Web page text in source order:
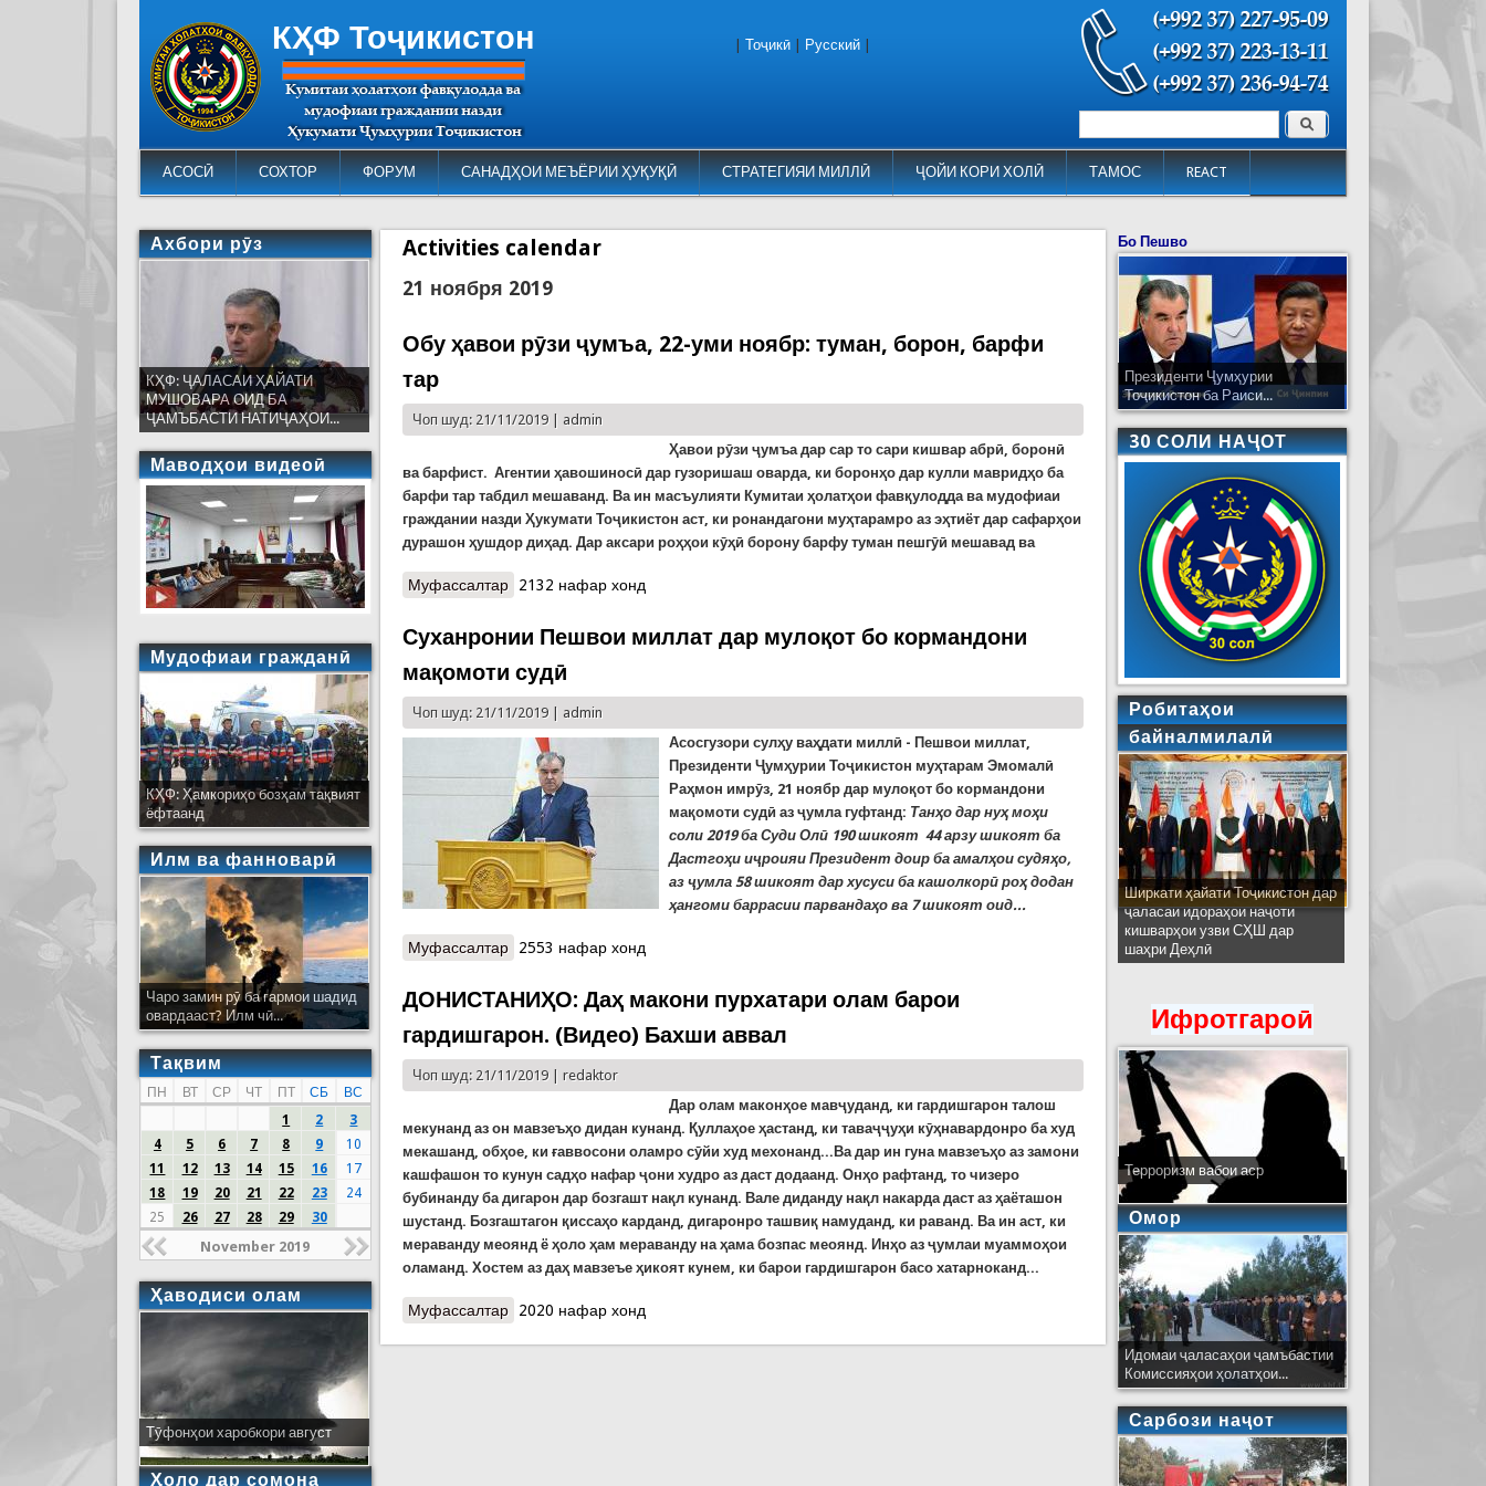
КҲФ Тоҷикистон
АСОСӢ СОХТОР ФОРУМ САНАДҲОИ МЕЪЁРИИ ҲУҚУҚӢ СТРАТЕГИЯИ МИЛЛӢ ҶОЙИ КОРИ ХОЛӢ ТАМОС REACT
Форма поиска Поиск
Тоҷикӣ Русский
Activities calendar
21 ноября 2019
Обу ҳавои рӯзи ҷумъа, 22-уми ноябр: туман, борон, барфи
тар
Чоп шуд: 21/11/2019 | admin
Ҳавои рӯзи ҷумъа дар сар то сари кишвар абрӣ, боронӣ
ва барфист. Агентии ҳавошиносӣ дар гузоришаш оварда, ки боронҳо дар кулли мавридҳо ба
барфи тар табдил мешаванд. Ва ин масъулияти Кумитаи ҳолатҳои фавқулодда ва мудофиаи
граждании назди Ҳукумати Тоҷикистон аст, ки ронандагони муҳтарамро аз эҳтиёт дар сафарҳои
дурашон ҳушдор диҳад. Дар аксари роҳҳои кӯҳӣ борону барфу туман пешгӯӣ мешавад ва
Муфассалтар о Обу ҳавои рӯзи ҷумъа, 22-уми ноябр: туман, борон, барфи тар
2132 нафар хонд
Суханронии Пешвои миллат дар мулоқот бо кормандони
мақомоти судӣ
Чоп шуд: 21/11/2019 | admin
Асосгузори сулҳу ваҳдати миллӣ - Пешвои миллат,
Президенти Ҷумҳурии Тоҷикистон муҳтарам Эмомалӣ
Раҳмон имрӯз, 21 ноябр дар мулоқотбо кормандони
мақомоти судӣаз ҷумла гуфтанд: Танҳо дар нуҳ моҳи
соли 2019 ба Суди Олӣ 190 шикоят 44 арзу шикоят ба
Дастгоҳи иҷроияи Президент доир ба амалҳои судяҳо,
аз ҷумла 58 шикоят дар хусуси ба кашолкорӣ роҳ додан
ҳангоми баррасии парвандаҳо ва 7 шикоят оид...
Муфассалтар о Суханронии Пешвои миллат дар мулоқот бо кормандони мақомоти судӣ
2553 нафар хонд
ДОНИСТАНИҲО: Даҳ макони пурхатари олам барои
гардишгарон. (Видео) Бахши аввал
Чоп шуд: 21/11/2019 |redaktor
Дар олам маконҳое мавҷуданд, ки гардишгарон талош
мекунанд аз он мавзеъҳо дидан кунанд. Қуллаҳое ҳастанд, ки таваҷҷуҳи кӯҳнавардонро ба худ
мекашанд, обҳое, ки ғаввосони оламро сӯйи худ мехонанд...Ва дар ин гуна мавзеъҳо аз замони
кашфашон то кунун садҳо нафар ҷони худро аз даст додаанд. Онҳо рафтанд, то чизеро
бубинанду ба дигарон дар бозгашт нақл кунанд. Вале диданду нақл накарда даст аз ҳаёташон
шустанд. Бозгаштагон қиссаҳо карданд, дигаронро ташвиқ намуданд, ки раванд. Ва ин аст, ки
мераванду меоянд ё ҳоло ҳам мераванду на ҳама бозпас меоянд. Инҳо аз ҷумлаи муаммоҳои
оламанд. Хостем аз даҳ мавзеъе ҳикоят кунем, ки барои гардишгарон басо хатарноканд...
Муфассалтар о ДОНИСТАНИҲО: Даҳ макони пурхатари олам барои гардишгарон. (Видео) Бахши аввал
2020 нафар хонд
Ахбори рӯз
КҲФ: ҶАЛАСАИ ҲАЙАТИ
МУШОВАРА ОИД БА
ҶАМЪБАСТИ НАТИҶАҲОИ...
Маводҳои видеоӣ
Мудофиаи гражданӣ
КҲФ: Ҳамкориҳо бозҳам тақвият
ёфтаанд
Илм ва фанноварӣ
Чаро замин рӯ ба гармои шадид
овардааст? Илм чӣ...
Тақвим
ПН ВТ СР ЧТ ПТ СБ
ВС
1
2
3
4
5 6 7 8 9
10
11
12 13 14 15 16
17
18
19 20 21 22 23
24
25
26 27 28 29 30
November 2019
Ҳаводиси олам
Тӯфонҳои харобкори август
Ҳоло дар сомона
Бо Пешво
Президенти Ҷумҳурии
Тоҷикистон ба Раиси...
30 СОЛИ НАҶОТ
Робитаҳои
байналмилалӣ
Ширкати ҳайати Тоҷикистон дар
ҷаласаи идораҳои наҷоти
кишварҳои узви СҲШ дар
шаҳри Деҳлӣ
Ифротгароӣ
Терроризм вабои аср
Омор
Идомаи ҷаласаҳои ҷамъбастии
Комиссияҳои ҳолатҳои...
Сарбози наҷот